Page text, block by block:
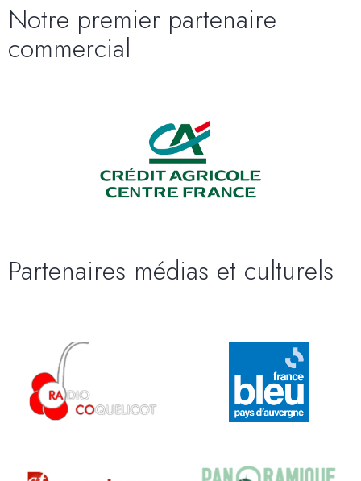
Notre premier partenaire
commercial
Partenaires médias et culturels